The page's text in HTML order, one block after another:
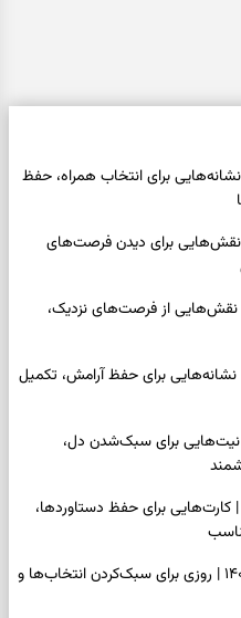
اسم امروز جمعه ۱۶ مرداد ۱۴۰۵ | نشانه‌هایی برای انتخاب همراه، حفظ
چای امروز جمعه ۱۶ مرداد ۱۴۰۵ | نقش‌هایی برای دیدن فرصت‌های
قهوه امروز جمعه ۱۶ مرداد ۱۴۰۵ | نقش‌هایی از فرصت‌های نزدیک،
شمع امروز جمعه ۱۶ مرداد ۱۴۰۵ | نشانه‌هایی برای حفظ آرامش، تکمیل
ابجد امروز جمعه ۱۶ مرداد ۱۴۰۵ | نیت‌هایی برای سبک‌شدن دل،
فال تاروت امروز جمعه ۱۶ مرداد ۱۴۰۵ | کارت‌هایی برای حفظ دستاوردها،
فال سرنوشت امروز جمعه ۱۶ مرداد ۱۴۰۵ | روزی برای سبک‌کردن انتخاب‌ها و